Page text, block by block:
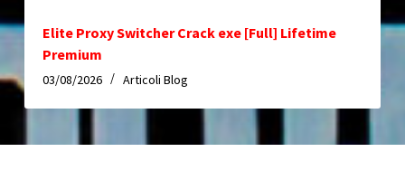
Elite Proxy Switcher Crack exe [Full] Lifetime
Premium
03/08/2026 Articoli Blog